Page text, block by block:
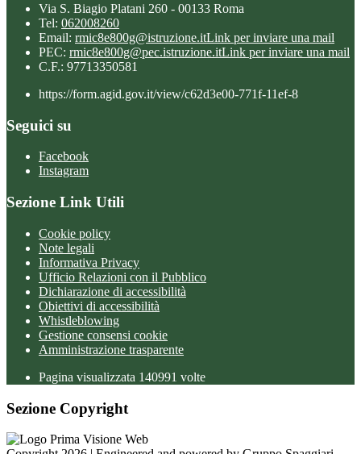
Via S. Biagio Platani 260 - 00133 Roma
Tel: 062008260
Email: rmic8e800g@istruzione.itLink per inviare una mail
PEC: rmic8e800g@pec.istruzione.itLink per inviare una mail
C.F.: 97713350581
https://form.agid.gov.it/view/c62d3e00-771f-11ef-8
Seguici su
Facebook
Instagram
Sezione Link Utili
Cookie policy
Note legali
Informativa Privacy
Ufficio Relazioni con il Pubblico
Dichiarazione di accessibilità
Obiettivi di accessibilità
Whistleblowing
Gestione consensi cookie
Amministrazione trasparente
Pagina visualizzata 140991 volte
Sezione Copyright